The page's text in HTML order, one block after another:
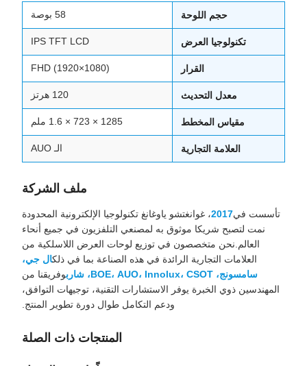
حجم اللوحة 58 بوصة
تكنولوجيا العرض IPS TFT LCD
القرار FHD (1920×1080)
معدل التحديث 120 هرتز
مقياس المخطط 1285 × 723 × 1.6 ملم
العلامة التجارية الـ AUO
ملف الشركة
تأسست في 2017، غوانغتشو ياوغانغ تكنولوجيا الإلكترونية المحدودة
نمت لتصبح شريكا موثوق به لمصنعي التلفزيون في جميع أنحاء
العالم.نحن متخصصون في توزيع لوحات العرض اللاسلكية من
العلامات التجارية الرائدة في هذه الصناعة بما في ذلكال جي،
سامسونج، BOE، AUO، Innolux، CSOT، شارب
وفريقنا من
المهندسين ذوي الخبرة يوفر الاستشارات التقنية، توجيهات التوافق،
ودعم التكامل طوال دورة تطوير المنتج.
المنتجات ذات الصلة